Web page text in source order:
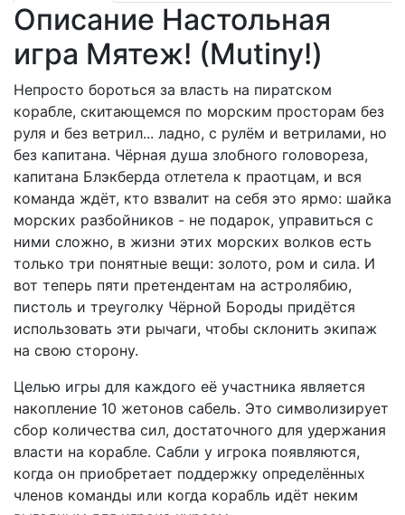
Описание Настольная
игра Мятеж! (Mutiny!)
Непросто бороться за власть на пиратском
корабле, скитающемся по морским просторам без
руля и без ветрил... ладно, с рулём и ветрилами, но
без капитана. Чёрная душа злобного головореза,
капитана Блэкберда отлетела к праотцам, и вся
команда ждёт, кто взвалит на себя это ярмо: шайка
морских разбойников - не подарок, управиться с
ними сложно, в жизни этих морских волков есть
только три понятные вещи: золото, ром и сила. И
вот теперь пяти претендентам на астролябию,
пистоль и треуголку Чёрной Бороды придётся
использовать эти рычаги, чтобы склонить экипаж
на свою сторону.
Целью игры для каждого её участника является
накопление 10 жетонов сабель. Это символизирует
сбор количества сил, достаточного для удержания
власти на корабле. Сабли у игрока появляются,
когда он приобретает поддержку определённых
членов команды или когда корабль идёт неким